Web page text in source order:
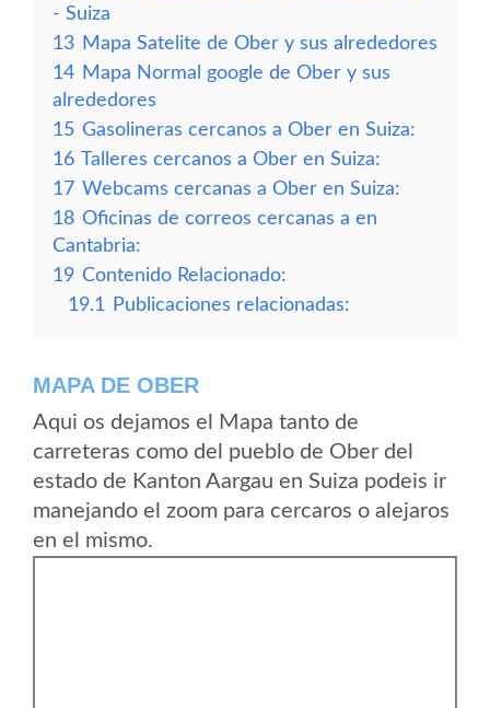
- Suiza
13 Mapa Satelite de Ober y sus alrededores
14 Mapa Normal google de Ober y sus
alrededores
15 Gasolineras cercanos a Ober en Suiza:
16 Talleres cercanos a Ober en Suiza:
17 Webcams cercanas a Ober en Suiza:
18 Oficinas de correos cercanas a en
Cantabria:
19 Contenido Relacionado:
19.1
Publicaciones relacionadas:
MAPA DE OBER
Aqui os dejamos el Mapa tanto de
carreteras como del pueblo de Ober del
estado de Kanton Aargau en Suiza podeis ir
manejando el zoom para cercaros o alejaros
en el mismo.